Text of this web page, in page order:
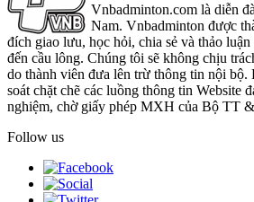
Vnbadminton.com là diễn
Nam. Vnbadminton được
đích giao lưu, học hỏi, chia sẻ và thảo
đến cầu lông. Chúng tôi sẽ không chịu
do thành viên đưa lên trừ thông tin nội bộ.
soát chặt chẽ các luồng thông tin Website
nghiệm, chờ giấy phép MXH của Bộ TT
Follow us